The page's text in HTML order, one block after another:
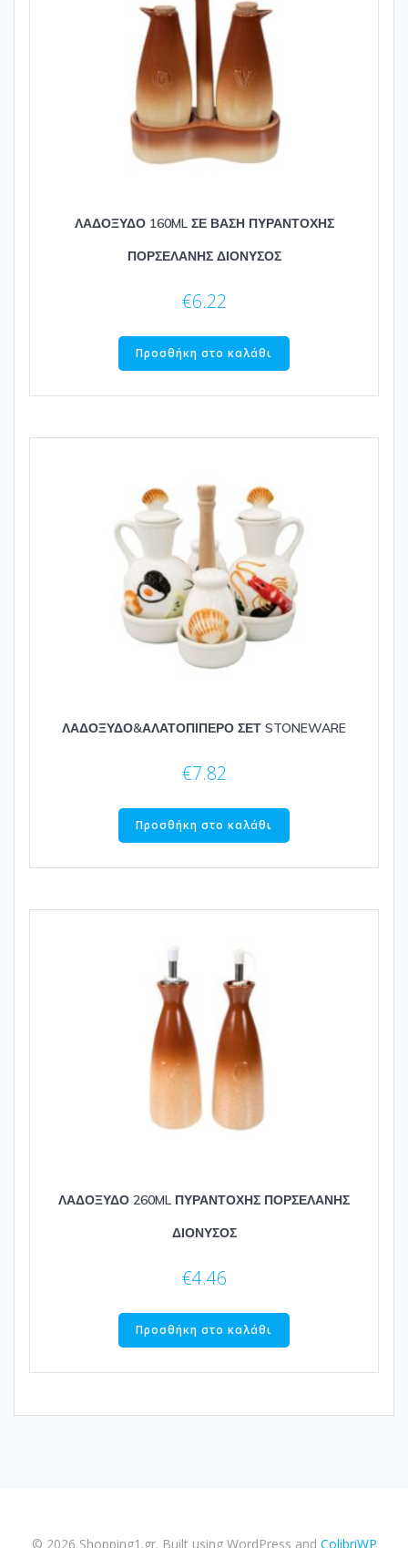
ΛΑΔΟΞΥΔΟ 160ML ΣΕ ΒΑΣΗ ΠΥΡΑΝΤΟΧΗΣ
ΠΟΡΣΕΛΑΝΗΣ ΔΙΟΝΥΣΟΣ
€6.22
Προσθήκη στο καλάθι
ΛΑΔΟΞΥΔΟ&ΑΛΑΤΟΠΙΠΕΡΟ ΣΕΤ STONEWARE
€7.82
Προσθήκη στο καλάθι
ΛΑΔΟΞΥΔΟ 260ML ΠΥΡΑΝΤΟΧΗΣ ΠΟΡΣΕΛΑΝΗΣ
ΔΙΟΝΥΣΟΣ
€4.46
Προσθήκη στο καλάθι
© 2026 Shopping1.gr. Built using WordPress and ColibriWP